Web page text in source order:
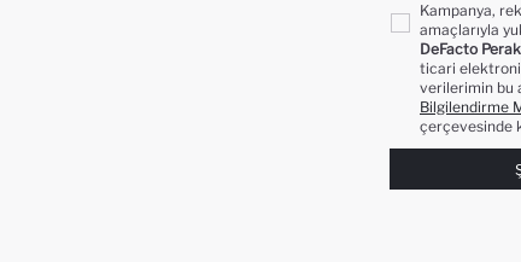
Kampanya,
amaçlarıyla
DeFacto
ticari
verilerimin bu
Bilgilendirme
çerçevesinde